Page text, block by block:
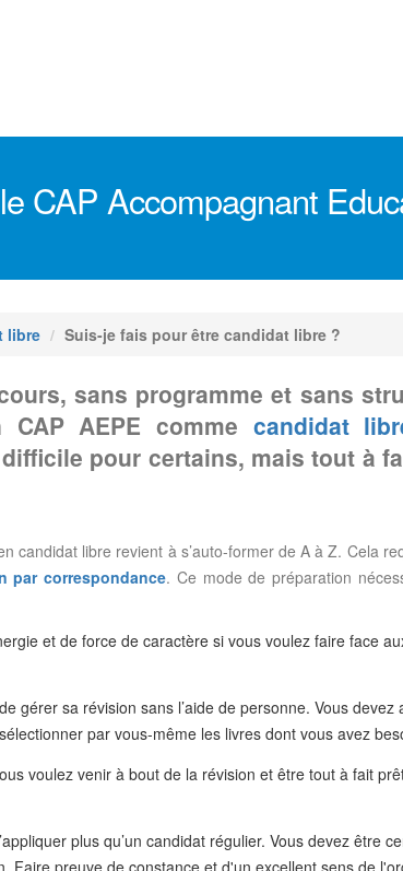
CAP Accompagnant
libre Suis-je fais pour être candidat libre ?
sans programme et sans
AEPE comme candidat
pour certains, mais tout à
candidat libre revient à s’auto-former de A à Z. Cela
par correspondance. Ce mode de préparation
et de force de caractère si vous voulez faire face
gérer sa révision sans l’aide de personne. Vous devez
par vous-même les livres dont vous avez
voulez venir à bout de la révision et être tout à fait
plus qu’un candidat régulier. Vous devez être
Faire preuve de constance et d'un excellent sens de